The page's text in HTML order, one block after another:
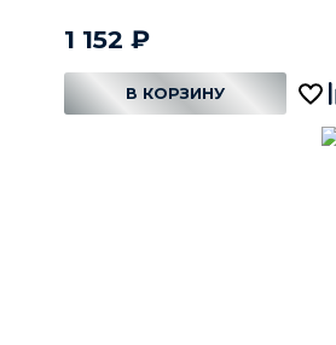
1 152 ₽
В КОРЗИНУ